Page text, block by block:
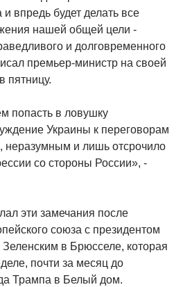
впредь будет делать все
нашей общей цели -
и долговременного
премьер-министр на своей
пятницу.
попасть в ловушку
Украины к переговорам
и лишь отсрочило
со стороны России», -
эти замечания после
союза с президентом
в Брюсселе, которая
почти за месяц до
Трампа в Белый дом.